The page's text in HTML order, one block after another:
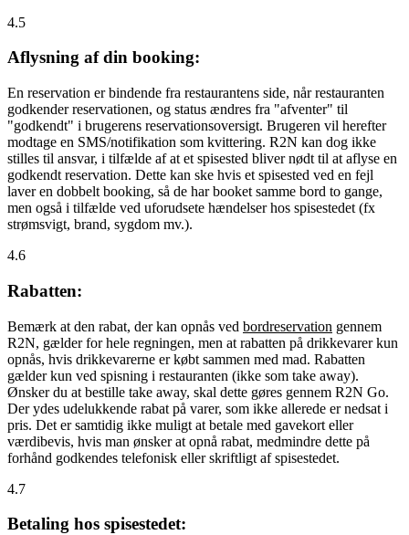
4.5
Aflysning af din booking:
En reservation er bindende fra restaurantens side, når restauranten
godkender reservationen, og status ændres fra "afventer" til
"godkendt" i brugerens reservationsoversigt. Brugeren vil herefter
modtage en SMS/notifikation som kvittering. R2N kan dog ikke
stilles til ansvar, i tilfælde af at et spisested bliver nødt til at aflyse en
godkendt reservation. Dette kan ske hvis et spisested ved en fejl
laver en dobbelt booking, så de har booket samme bord to gange,
men også i tilfælde ved uforudsete hændelser hos spisestedet (fx
strømsvigt, brand, sygdom mv.).
4.6
Rabatten:
Bemærk at den rabat, der kan opnås ved bordreservation gennem
R2N, gælder for hele regningen, men at rabatten på drikkevarer kun
opnås, hvis drikkevarerne er købt sammen med mad. Rabatten
gælder kun ved spisning i restauranten (ikke som take away).
Ønsker du at bestille take away, skal dette gøres gennem R2N Go.
Der ydes udelukkende rabat på varer, som ikke allerede er nedsat i
pris. Det er samtidig ikke muligt at betale med gavekort eller
værdibevis, hvis man ønsker at opnå rabat, medmindre dette på
forhånd godkendes telefonisk eller skriftligt af spisestedet.
4.7
Betaling hos spisestedet: